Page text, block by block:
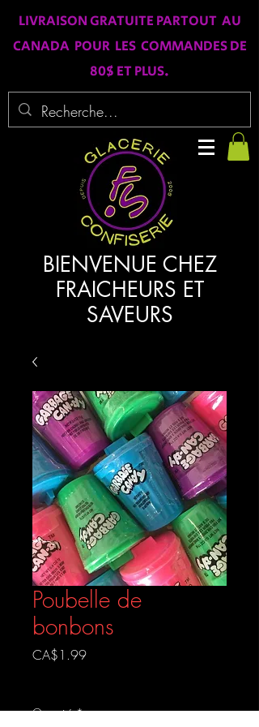
LIVRAISON GRATUITE PARTOUT AU
CANADA POUR LES COMMANDES DE
80$ ET PLUS.
BIENVENUE CHEZ
FRAICHEURS ET
SAVEURS
Poubelle de
bonbons
CA$1.99Prix
Quantité *